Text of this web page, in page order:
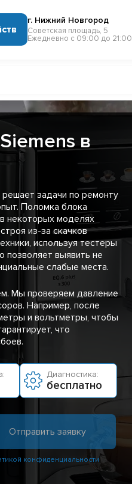
г. Нижний Новгород
Советская площадь, 5
Ежедневно с 09:00 до 21:00
в
задачи по ремонту
Поломка блока
некоторых моделях
из-за скачков
используя тестеры
позволяет выявить не
слабые места.
Мы проверяем давление
Например, после
и вольтметры, чтобы
что
Диагностика:
бесплатно
конфиденциальности